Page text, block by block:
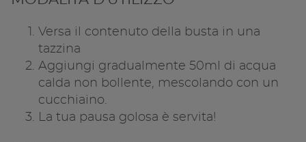
Versa il contenuto della busta in una
tazzina
Aggiungi gradualmente 50ml di acqua
calda non bollente, mescolando con un
cucchiaino.
La tua pausa golosa è servita!